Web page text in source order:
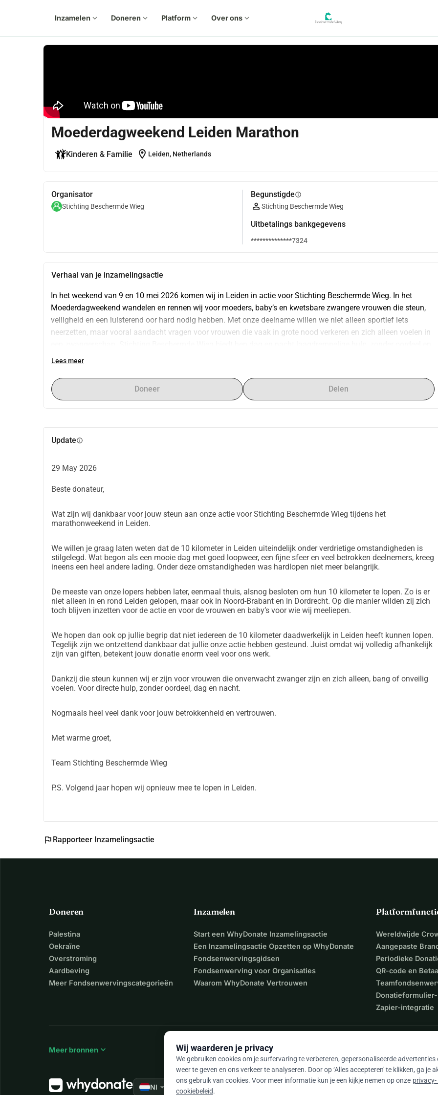
Inzamelen expand_more Doneren expand_more Platform expand_more Over ons expand_more
Moederdagweekend Leiden Marathon
Kinderen & Familie location_on Leiden, Netherlands
Organisator
Stichting Beschermde Wieg
Begunstigdeinfo
Stichting Beschermde Wieg
Uitbetalings bankgegevens
**************7324
Verhaal van je inzamelingsactie
In het weekend van 9 en 10 mei 2026 komen wij in Leiden in actie voor Stichting Beschermde Wieg. In het
Moederdagweekend wandelen en rennen wij voor moeders, baby’s en kwetsbare zwangere vrouwen die steun,
veiligheid en een luisterend oor hard nodig hebben. Met onze deelname willen we niet alleen sportief iets
neerzetten, maar vooral aandacht vragen voor vrouwen die vaak in grote nood verkeren en zich alleen voelen in
desgewenst anoniem. Juist in een weekend dat in het teken staat van moeders, vinden wij het extra bijzonder
of zorgeloos zijn. Met jouw donatie steun je het werk van Stichting Beschermde Wieg en help je mee om
kwetsbare zwangere vrouwen de juiste begeleiding, rust en perspectief te bieden. Steun onze actie. Elke bijdrage
Lees meer
Doneer Delen
Updateinfo
29 May 2026
Beste donateur,
Wat zijn wij dankbaar voor jouw steun aan onze actie voor Stichting Beschermde Wieg tijdens het
marathonweekend in Leiden.
We willen je graag laten weten dat de 10 kilometer in Leiden uiteindelijk onder verdrietige omstandigheden is
stilgelegd. Wat begon als een mooie dag met goed loopweer, een fijne sfeer en veel betrokken deelnemers, kreeg
ineens een heel andere lading. Onder deze omstandigheden was hardlopen niet meer belangrijk.
De meeste van onze lopers hebben later, eenmaal thuis, alsnog besloten om hun 10 kilometer te lopen. Zo is er
niet alleen in en rond Leiden gelopen, maar ook in Noord-Brabant en in Dordrecht. Op die manier wilden zij zich
toch blijven inzetten voor de actie en voor de vrouwen en baby’s voor wie wij meeliepen.
We hopen dan ook op jullie begrip dat niet iedereen de 10 kilometer daadwerkelijk in Leiden heeft kunnen lopen.
Tegelijk zijn we ontzettend dankbaar dat jullie onze actie hebben gesteund. Juist omdat wij volledig afhankelijk
zijn van giften, betekent jouw donatie enorm veel voor ons werk.
Dankzij die steun kunnen wij er zijn voor vrouwen die onverwacht zwanger zijn en zich alleen, bang of onveilig
voelen. Voor directe hulp, zonder oordeel, dag en nacht.
Nogmaals heel veel dank voor jouw betrokkenheid en vertrouwen.
Met warme groet,
Team Stichting Beschermde Wieg
P.S. Volgend jaar hopen wij opnieuw mee te lopen in Leiden.
flag Rapporteer Inzamelingsactie
Doneren
Palestina
Oekraïne
Overstroming
Aardbeving
Meer Fondsenwervingscategorieën
Inzamelen
Start een WhyDonate Inzamelingsactie
Een Inzamelingsactie Opzetten op WhyDonate
Fondsenwervingsgidsen
Fondsenwerving voor Organisaties
Waarom WhyDonate Vertrouwen
Wereldwijde
Aangepaste
Periodieke
QR-code en
Zapier-integratie
Meer bronnen expand_more
Nl arrow_drop_down ★★★★★ 4,9 / 5 op basis van 500+ reviews
Wij waarderen je privacy
We gebruiken cookies om je surfervaring te verbeteren, gepersonaliseerde advertenties
weer te geven en ons verkeer te analyseren. Door op ‘Alles accepteren' te klikken, ga je
ons gebruik van cookies. Voor meer informatie kun je een kijkje nemen op onze privacy-
cookiebeleid.